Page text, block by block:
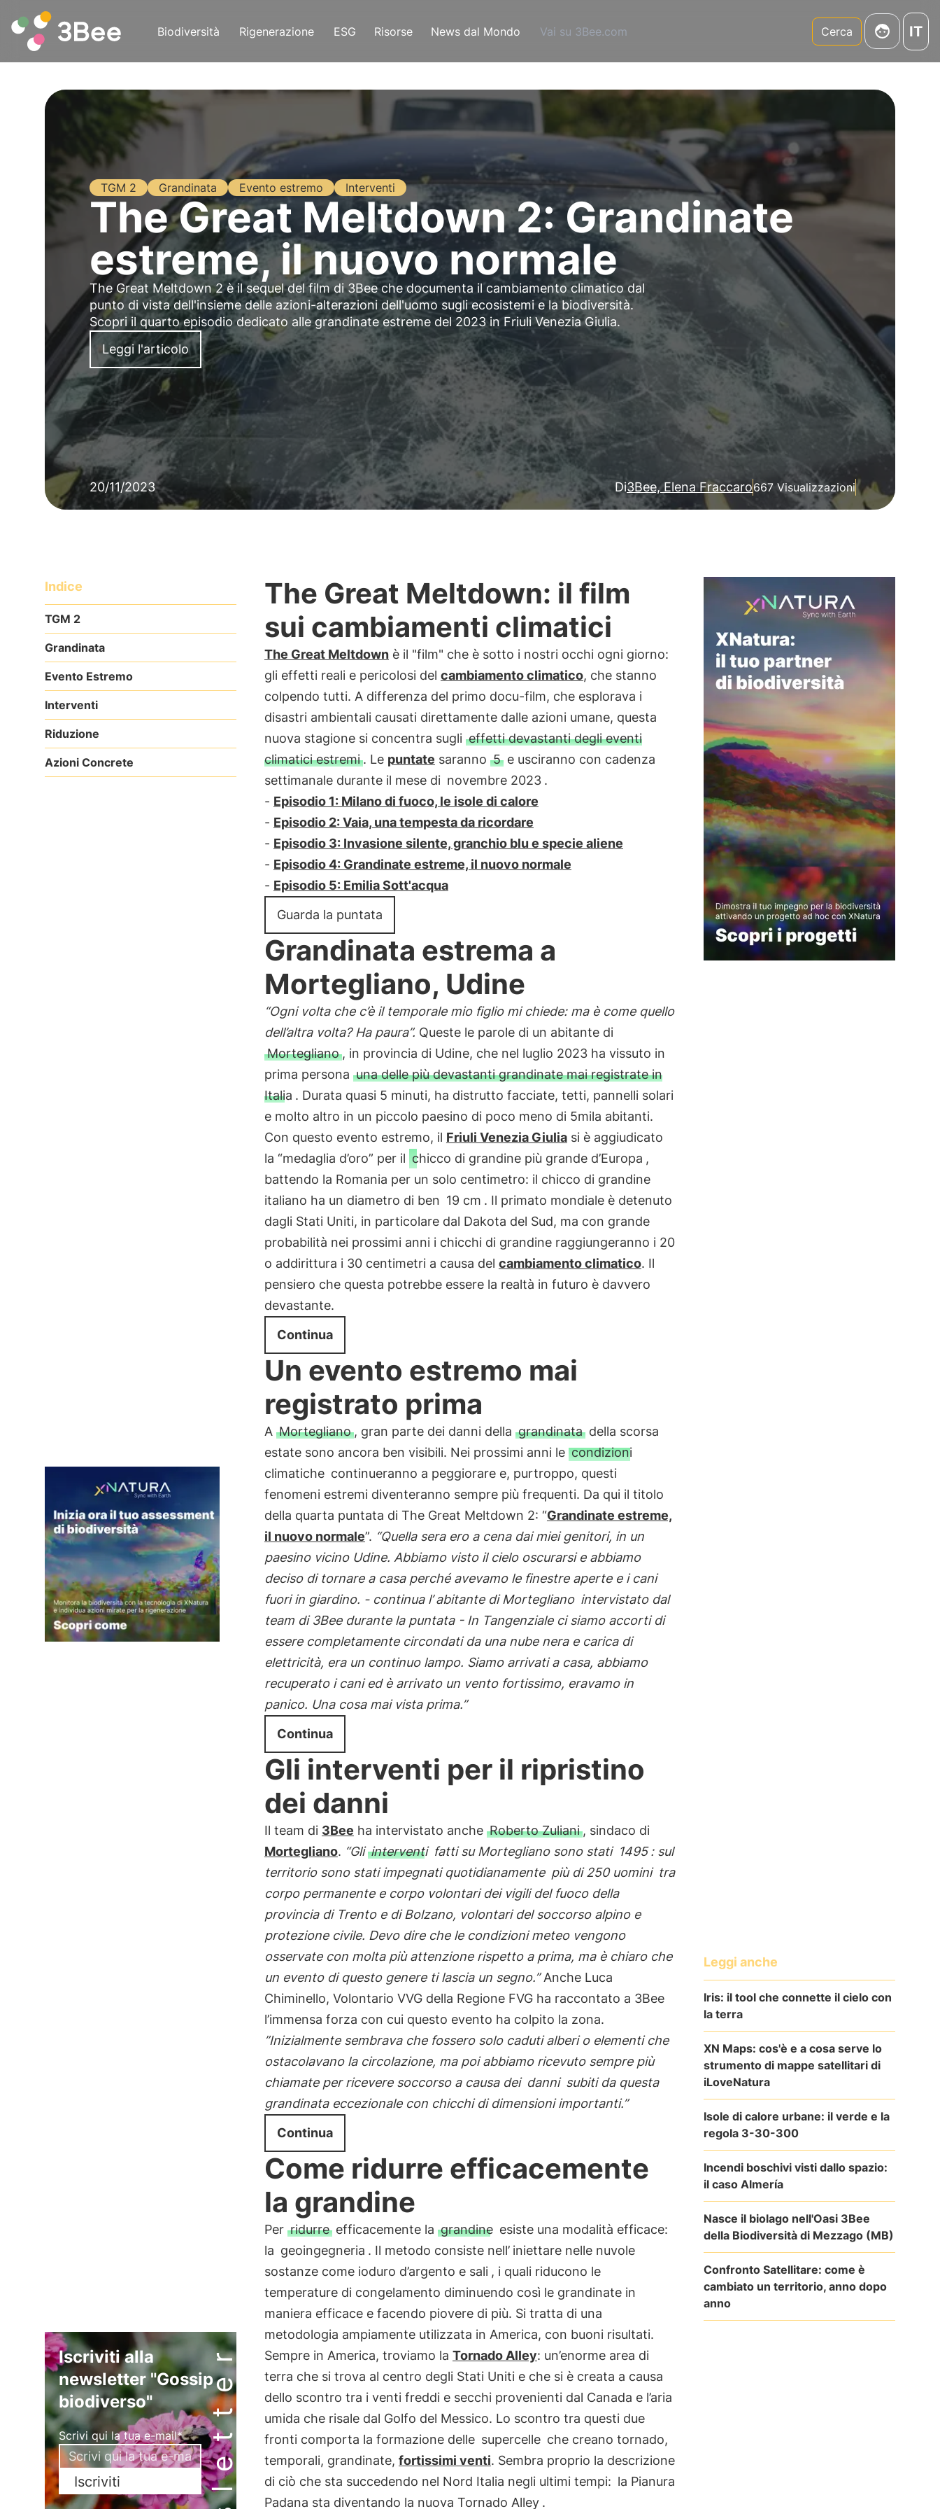
Biodiversità Rigenerazione ESG Risorse News dal Mondo Vai su 3Bee.com Cerca IT
TGM 2 Grandinata Evento estremo Interventi
The Great Meltdown 2: Grandinate
estreme, il nuovo normale
The Great Meltdown 2 è il sequel del film di 3Bee che documenta il cambiamento climatico dal
punto di vista dell'insieme delle azioni-alterazioni dell'uomo sugli ecosistemi e la biodiversità.
Scopri il quarto episodio dedicato alle grandinate estreme del 2023 in Friuli Venezia Giulia.
Leggi l'articolo
20/11/2023 Di3Bee, Elena Fraccaro667 Visualizzazioni
Indice
TGM 2
Grandinata
Evento Estremo
Interventi
Riduzione
Azioni Concrete
Iscriviti alla
newsletter "Gossip
biodiverso"
Scrivi qui la tua e-mail*
Iscriviti
The Great Meltdown: il film
sui cambiamenti climatici
The Great Meltdownè il "film" che è sotto i nostri occhi ogni giorno:
gli effetti reali e pericolosi del cambiamento climatico, che stanno
colpendo tutti. A differenza del primo docu-film, che esplorava i
disastri ambientali causati direttamente dalle azioni umane, questa
nuova stagione si concentra sugli effetti devastanti degli eventi
climatici estremi. Le puntate saranno 5e usciranno con cadenza
settimanale durante il mese di novembre 2023 .
- Episodio 1: Milano di fuoco, le isole di calore
- Episodio 2: Vaia, una tempesta da ricordare
- Episodio 3: Invasione silente, granchio blu e specie aliene
- Episodio 4: Grandinate estreme, il nuovo normale
- Episodio 5: Emilia Sott'acqua
Guarda la puntata
Grandinata estrema a
Mortegliano, Udine
“Ogni volta che c’è il temporale mio figlio mi chiede: ma è come quello
dell’altra volta? Ha paura”. Queste le parole di un abitante di
Mortegliano, in provincia di Udine, che nel luglio 2023 ha vissuto in
prima persona una delle più devastanti grandinate mai registrate in
Italia . Durata quasi 5 minuti, ha distrutto facciate, tetti, pannelli solari
e molto altro in un piccolo paesino di poco meno di 5mila abitanti.
Con questo evento estremo, il Friuli Venezia Giuliasi è aggiudicato
la “medaglia d’oro” per il chicco di grandine più grande d’Europa ,
battendo la Romania per un solo centimetro: il chicco di grandine
italiano ha un diametro di ben 19 cm . Il primato mondiale è detenuto
dagli Stati Uniti, in particolare dal Dakota del Sud, ma con grande
probabilità nei prossimi anni i chicchi di grandine raggiungeranno i 20
o addirittura i 30 centimetri a causa del cambiamento climatico. Il
pensiero che questa potrebbe essere la realtà in futuro è davvero
devastante.
Continua
Un evento estremo mai
registrato prima
A Mortegliano, gran parte dei danni della grandinatadella scorsa
estate sono ancora ben visibili. Nei prossimi anni le condizioni
climatiche continueranno a peggiorare e, purtroppo, questi
fenomeni estremi diventeranno sempre più frequenti. Da qui il titolo
della quarta puntata di The Great Meltdown 2: “Grandinate estreme,
il nuovo normale”. “Quella sera ero a cena dai miei genitori, in un
paesino vicino Udine. Abbiamo visto il cielo oscurarsi e abbiamo
deciso di tornare a casa perché avevamo le finestre aperte e i cani
fuori in giardino. - continua l’ abitante di Mortegliano intervistato dal
team di 3Bee durante la puntata - In Tangenziale ci siamo accorti di
essere completamente circondati da una nube nera e carica di
elettricità, era un continuo lampo. Siamo arrivati a casa, abbiamo
recuperato i cani ed è arrivato un vento fortissimo, eravamo in
panico. Una cosa mai vista prima.”
Continua
Gli interventi per il ripristino
dei danni
Il team di 3Bee ha intervistato anche Roberto Zuliani, sindaco di
Mortegliano. “Gli interventi fatti su Mortegliano sono stati 1495 : sul
territorio sono stati impegnati quotidianamente più di 250 uomini tra
corpo permanente e corpo volontari dei vigili del fuoco della
provincia di Trento e di Bolzano, volontari del soccorso alpino e
protezione civile. Devo dire che le condizioni meteo vengono
osservate con molta più attenzione rispetto a prima, ma è chiaro che
un evento di questo genere ti lascia un segno.”Anche Luca
Chiminello, Volontario VVG della Regione FVG ha raccontato a 3Bee
l’immensa forza con cui questo evento ha colpito la zona.
”Inizialmente sembrava che fossero solo caduti alberi o elementi che
ostacolavano la circolazione, ma poi abbiamo ricevuto sempre più
chiamate per ricevere soccorso a causa dei danni subiti da questa
grandinata eccezionale con chicchi di dimensioni importanti.”
Continua
Come ridurre efficacemente
la grandine
Per ridurreefficacemente la grandine esiste una modalità efficace:
la geoingegneria . Il metodo consiste nell’ iniettare nelle nuvole
sostanze come ioduro d’argento e sali , i quali riducono le
temperature di congelamento diminuendo così le grandinate in
maniera efficace e facendo piovere di più. Si tratta di una
metodologia ampiamente utilizzata in America, con buoni risultati.
Sempre in America, troviamo la Tornado Alley: un’enorme area di
terra che si trova al centro degli Stati Uniti e che si è creata a causa
dello scontro tra i venti freddi e secchi provenienti dal Canada e l’aria
umida che risale dal Golfo del Messico. Lo scontro tra questi due
fronti comporta la formazione delle supercelle che creano tornado,
temporali, grandinate, fortissimi venti. Sembra proprio la descrizione
di ciò che sta succedendo nel Nord Italia negli ultimi tempi: la Pianura
Padana sta diventando la nuova Tornado Alley .
Leggi anche
Iris: il tool che connette il cielo con
la terra
XN Maps: cos'è e a cosa serve lo
strumento di mappe satellitari di
iLoveNatura
Isole di calore urbane: il verde e la
regola 3-30-300
Incendi boschivi visti dallo spazio:
il caso Almería
Nasce il biolago nell'Oasi 3Bee
della Biodiversità di Mezzago (MB)
Confronto Satellitare: come è
cambiato un territorio, anno dopo
anno